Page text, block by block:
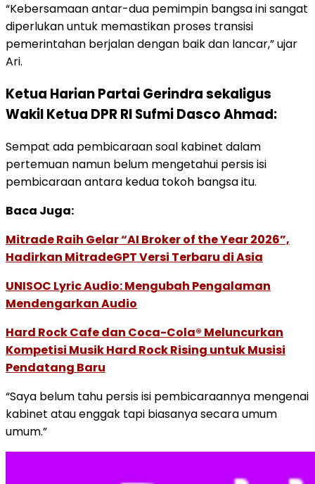
“Kebersamaan antar-dua pemimpin bangsa ini sangat
diperlukan untuk memastikan proses transisi
pemerintahan berjalan dengan baik dan lancar,” ujar
Ari.
Ketua Harian Partai Gerindra sekaligus
Wakil Ketua DPR RI Sufmi Dasco Ahmad:
Sempat ada pembicaraan soal kabinet dalam
pertemuan namun belum mengetahui persis isi
pembicaraan antara kedua tokoh bangsa itu.
Baca Juga:
Mitrade Raih Gelar “AI Broker of the Year 2026”,
Hadirkan MitradeGPT Versi Terbaru di Asia
UNISOC Lyric Audio: Mengubah Pengalaman
Mendengarkan Audio
Hard Rock Cafe dan Coca-Cola® Meluncurkan
Kompetisi Musik Hard Rock Rising untuk Musisi
Pendatang Baru
“Saya belum tahu persis isi pembicaraannya mengenai
kabinet atau enggak tapi biasanya secara umum
umum.”